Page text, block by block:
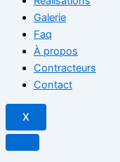
Galerie
Faq
À propos
Contracteurs
Contact
X